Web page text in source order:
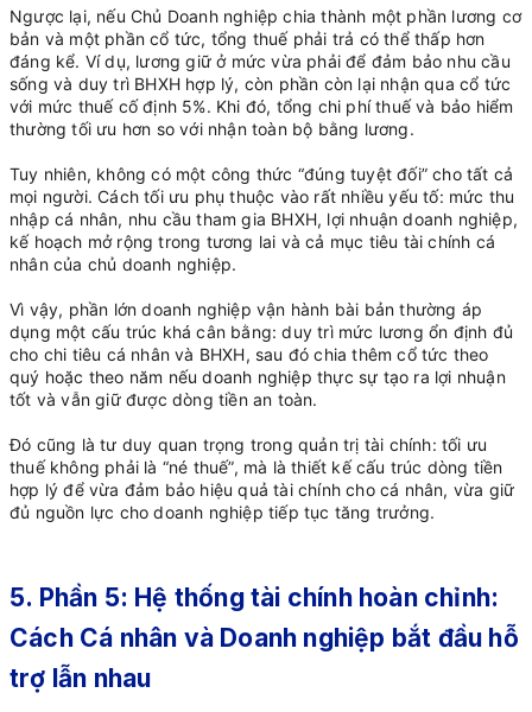
Ngược lại, nếu Chủ Doanh nghiệp chia thành một phần lương cơ
bản và một phần cổ tức, tổng thuế phải trả có thể thấp hơn
đáng kể. Ví dụ, lương giữ ở mức vừa phải để đảm bảo nhu cầu
sống và duy trì BHXH hợp lý, còn phần còn lại nhận qua cổ tức
với mức thuế cố định 5%. Khi đó, tổng chi phí thuế và bảo hiểm
thường tối ưu hơn so với nhận toàn bộ bằng lương.
Tuy nhiên, không có một công thức “đúng tuyệt đối” cho tất cả
mọi người. Cách tối ưu phụ thuộc vào rất nhiều yếu tố: mức thu
nhập cá nhân, nhu cầu tham gia BHXH, lợi nhuận doanh nghiệp,
kế hoạch mở rộng trong tương lai và cả mục tiêu tài chính cá
nhân của chủ doanh nghiệp.
Vì vậy, phần lớn doanh nghiệp vận hành bài bản thường áp
dụng một cấu trúc khá cân bằng: duy trì mức lương ổn định đủ
cho chi tiêu cá nhân và BHXH, sau đó chia thêm cổ tức theo
quý hoặc theo năm nếu doanh nghiệp thực sự tạo ra lợi nhuận
tốt và vẫn giữ được dòng tiền an toàn.
Đó cũng là tư duy quan trọng trong quản trị tài chính: tối ưu
thuế không phải là “né thuế”, mà là thiết kế cấu trúc dòng tiền
hợp lý để vừa đảm bảo hiệu quả tài chính cho cá nhân, vừa giữ
đủ nguồn lực cho doanh nghiệp tiếp tục tăng trưởng.
5. Phần 5: Hệ thống tài chính hoàn chỉnh:
Cách Cá nhân và Doanh nghiệp bắt đầu hỗ
trợ lẫn nhau